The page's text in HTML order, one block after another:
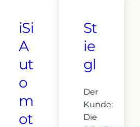
iSi
A
ut
o
m
ot
St
ie
gl
Der
Kunde:
Die